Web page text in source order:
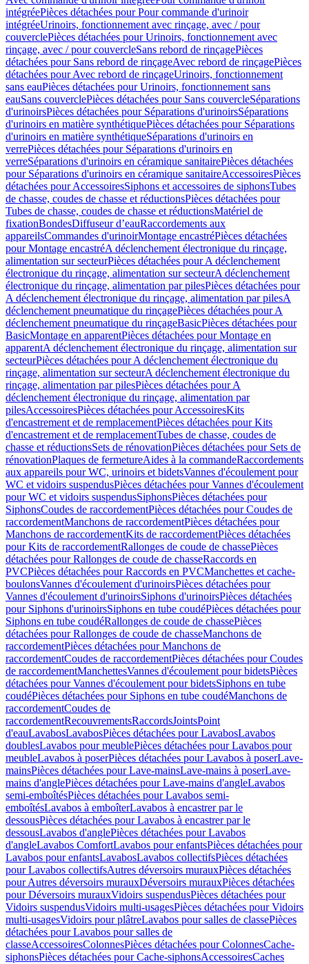
intégréePièces détachées pour Pour commande d'urinoir
intégréeUrinoirs, fonctionnement avec rinçage, avec / pour
couverclePièces détachées pour Urinoirs, fonctionnement avec
rinçage, avec / pour couvercleSans rebord de rinçagePièces
détachées pour Sans rebord de rinçageAvec rebord de rinçagePièces
détachées pour Avec rebord de rinçageUrinoirs, fonctionnement
sans eauPièces détachées pour Urinoirs, fonctionnement sans
eauSans couverclePièces détachées pour Sans couvercleSéparations
d'urinoirsPièces détachées pour Séparations d'urinoirsSéparations
d'urinoirs en matière synthétiquePièces détachées pour Séparations
d'urinoirs en matière synthétiqueSéparations d'urinoirs en
verrePièces détachées pour Séparations d'urinoirs en
verreSéparations d'urinoirs en céramique sanitairePièces détachées
pour Séparations d'urinoirs en céramique sanitaireAccessoiresPièces
détachées pour AccessoiresSiphons et accessoires de siphonsTubes
de chasse, coudes de chasse et réductionsPièces détachées pour
Tubes de chasse, coudes de chasse et réductionsMatériel de
fixationBondesDiffuseur d’eauRaccordements aux
appareilsCommandes d'urinoirMontage encastréPièces détachées
pour Montage encastréA déclenchement électronique du rinçage,
alimentation sur secteurPièces détachées pour A déclenchement
électronique du rinçage, alimentation sur secteurA déclenchement
électronique du rinçage, alimentation par pilesPièces détachées pour
A déclenchement électronique du rinçage, alimentation par pilesA
déclenchement pneumatique du rinçagePièces détachées pour A
déclenchement pneumatique du rinçageBasicPièces détachées pour
BasicMontage en apparentPièces détachées pour Montage en
apparentA déclenchement électronique du rinçage, alimentation sur
secteurPièces détachées pour A déclenchement électronique du
rinçage, alimentation sur secteurA déclenchement électronique du
rinçage, alimentation par pilesPièces détachées pour A
déclenchement électronique du rinçage, alimentation par
pilesAccessoiresPièces détachées pour AccessoiresKits
d'encastrement et de remplacementPièces détachées pour Kits
d'encastrement et de remplacementTubes de chasse, coudes de
chasse et réductionsSets de rénovationPièces détachées pour Sets de
rénovationPlaques de fermetureAides à la commandeRaccordements
aux appareils pour WC, urinoirs et bidetsVannes d'écoulement pour
WC et vidoirs suspendusPièces détachées pour Vannes d'écoulement
pour WC et vidoirs suspendusSiphonsPièces détachées pour
SiphonsCoudes de raccordementPièces détachées pour Coudes de
raccordementManchons de raccordementPièces détachées pour
Manchons de raccordementKits de raccordementPièces détachées
pour Kits de raccordementRallonges de coude de chassePièces
détachées pour Rallonges de coude de chasseRaccords en
PVCPièces détachées pour Raccords en PVCManchettes et cache-
boulonsVannes d'écoulement d'urinoirsPièces détachées pour
Vannes d'écoulement d'urinoirsSiphons d'urinoirsPièces détachées
pour Siphons d'urinoirsSiphons en tube coudéPièces détachées pour
Siphons en tube coudéRallonges de coude de chassePièces
détachées pour Rallonges de coude de chasseManchons de
raccordementPièces détachées pour Manchons de
raccordementCoudes de raccordementPièces détachées pour Coudes
de raccordementManchettesVannes d'écoulement pour bidetsPièces
détachées pour Vannes d'écoulement pour bidetsSiphons en tube
coudéPièces détachées pour Siphons en tube coudéManchons de
raccordementCoudes de
raccordementRecouvrementsRaccordsJointsPoint
d'eauLavabosLavabosPièces détachées pour LavabosLavabos
doublesLavabos pour meublePièces détachées pour Lavabos pour
meubleLavabos à poserPièces détachées pour Lavabos à poserLave-
mainsPièces détachées pour Lave-mainsLave-mains à poserLave-
mains d'anglePièces détachées pour Lave-mains d'angleLavabos
semi-emboîtésPièces détachées pour Lavabos semi-
emboîtésLavabos à emboîterLavabos à encastrer par le
dessousPièces détachées pour Lavabos à encastrer par le
dessousLavabos d'anglePièces détachées pour Lavabos
d'angleLavabos ComfortLavabos pour enfantsPièces détachées pour
Lavabos pour enfantsLavabosLavabos collectifsPièces détachées
pour Lavabos collectifsAutres déversoirs murauxPièces détachées
pour Autres déversoirs murauxDéversoirs murauxPièces détachées
pour Déversoirs murauxVidoirs suspendusPièces détachées pour
Vidoirs suspendusVidoirs multi-usagesPièces détachées pour Vidoirs
multi-usagesVidoirs pour plâtreLavabos pour salles de classePièces
détachées pour Lavabos pour salles de
classeAccessoiresColonnesPièces détachées pour ColonnesCache-
siphonsPièces détachées pour Cache-siphonsAccessoiresCaches